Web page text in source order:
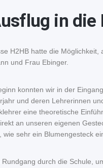
in
H2HB hatte die
und Frau Ebinger.
konnten wir in der
und deren Lehrerinnen
eine theoretische
an unseren eigenen
wie sehr ein Blumengesteck
Rundgang durch die Schule,